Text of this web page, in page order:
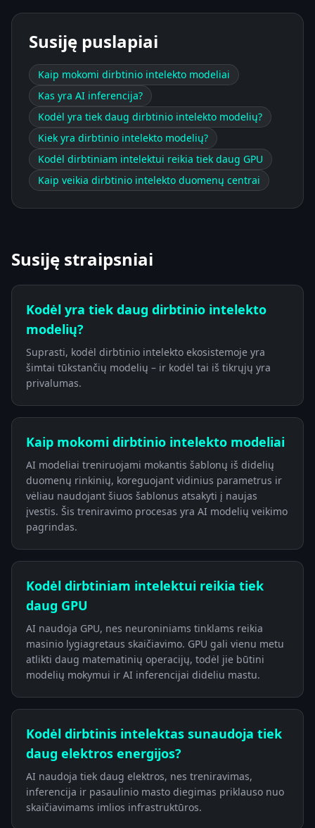
Susiję puslapiai
Kaip mokomi dirbtinio intelekto modeliai
Kas yra AI inferencija?
Kodėl yra tiek daug dirbtinio intelekto modelių?
Kiek yra dirbtinio intelekto modelių?
Kodėl dirbtiniam intelektui reikia tiek daug GPU
Kaip veikia dirbtinio intelekto duomenų centrai
Susiję straipsniai
Kodėl yra tiek daug dirbtinio intelekto
modelių?
Suprasti, kodėl dirbtinio intelekto ekosistemoje yra
šimtai tūkstančių modelių – ir kodėl tai iš tikrųjų yra
privalumas.
Kaip mokomi dirbtinio intelekto modeliai
AI modeliai treniruojami mokantis šablonų iš didelių
duomenų rinkinių, koreguojant vidinius parametrus ir
vėliau naudojant šiuos šablonus atsakyti į naujas
įvestis. Šis treniravimo procesas yra AI modelių veikimo
pagrindas.
Kodėl dirbtiniam intelektui reikia tiek
daug GPU
AI naudoja GPU, nes neuroniniams tinklams reikia
masinio lygiagretaus skaičiavimo. GPU gali vienu metu
atlikti daug matematinių operacijų, todėl jie būtini
modelių mokymui ir AI inferencijai dideliu mastu.
Kodėl dirbtinis intelektas sunaudoja tiek
daug elektros energijos?
AI naudoja tiek daug elektros, nes treniravimas,
inferencija ir pasaulinio masto diegimas priklauso nuo
skaičiavimams imlios infrastruktūros.